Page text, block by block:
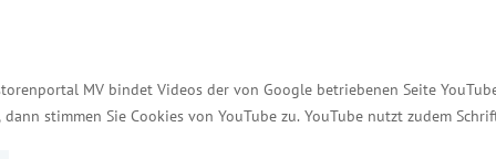
MV bindet Videos der von Google betriebenen Seite
dann stimmen Sie Cookies von YouTube zu. YouTube nutzt zudem
waren auch die Pläne von AMEOS, die
zu einem Kinder- und Jugendmedizinischen
Kinder- und Jugendmedizin besser miteinander
zu machen“, so Dr. Rudolph.